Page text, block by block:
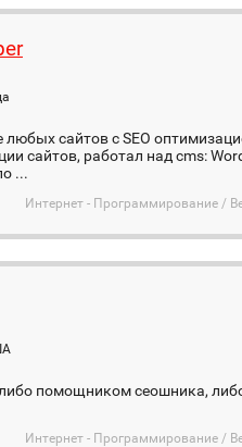
сайтов с SEO
сайтов, работал над cms:
...
Интернет - Программирование /
помощником сеошника,
Интернет - Программирование /